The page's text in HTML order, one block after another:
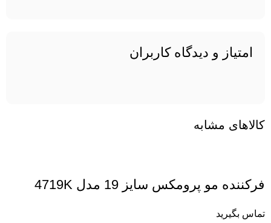
امتیاز و دیدگاه کاربران
کالاهای مشابه
فرکننده مو پرومکس سایز 19 مدل 4719K
تماس بگیرید